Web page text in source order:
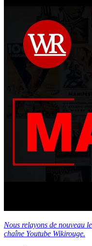
Nous relayons de nouveau
chaîne Youtube Wikirouge.